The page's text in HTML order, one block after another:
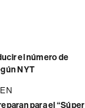
el número de
NYT
para el “Súper